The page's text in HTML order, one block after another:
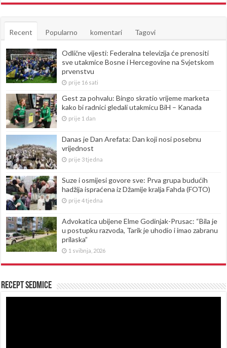
Recent Popularno komentari Tagovi
Odlične vijesti: Federalna televizija će prenositi
sve utakmice Bosne i Hercegovine na Svjetskom
prvenstvu
prije 16 sati
Gest za pohvalu: Bingo skratio vrijeme marketa
kako bi radnici gledali utakmicu BiH – Kanada
prije 1 dan
Danas je Dan Arefata: Dan koji nosi posebnu
vrijednost
prije 3 tjedna
Suze i osmijesi govore sve: Prva grupa budućih
hadžija ispraćena iz Džamije kralja Fahda (FOTO)
prije 4 tjedna
Advokatica ubijene Elme Godinjak-Prusac: “Bila je
u postupku razvoda, Tarik je uhodio i imao zabranu
prilaska”
1 svibnja, 2026
Recept sedmice